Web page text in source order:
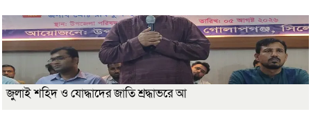
জুলাই শহিদ ও যোদ্ধাদের জাতি শ্রদ্ধাভরে আ